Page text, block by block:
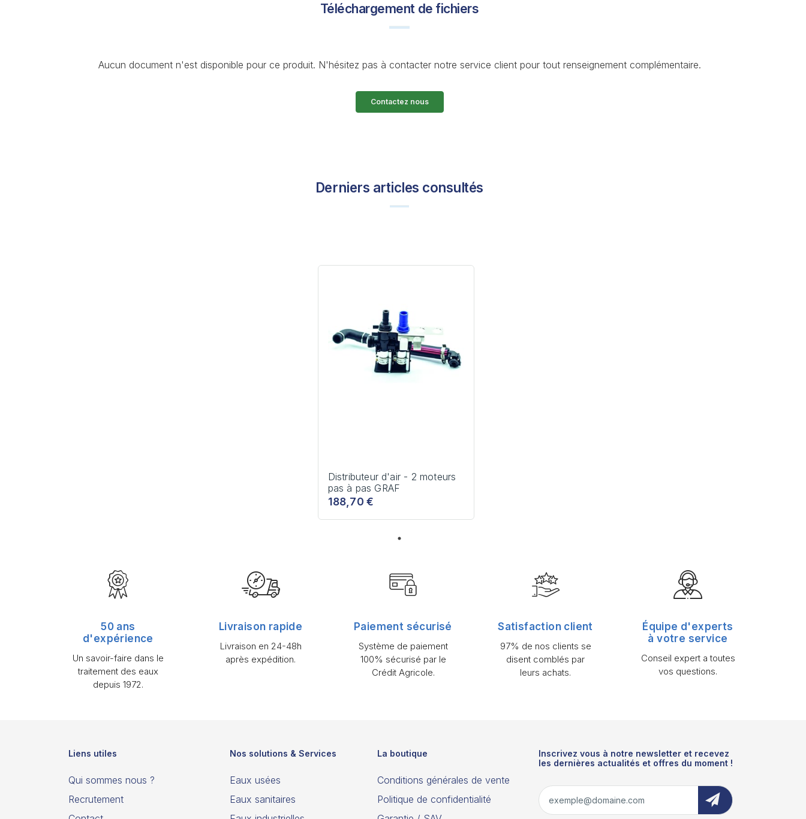
Téléchargement de fichiers
Aucun document n'est disponible pour ce produit. N'hésitez pas à contacter notre service client pour tout renseignement complémentaire.
Contactez nous
Derniers articles consultés
Distributeur d'air - 2 moteurs
pas à pas GRAF
188,70 €
50 ans
d'expérience
Un savoir-faire dans le
traitement des eaux
depuis 1972.
Livraison rapide
Livraison en 24-48h
après expédition.
Paiement sécurisé
Système de paiement
100% sécurisé par le
Crédit Agricole.
Satisfaction client
97% de nos clients se
disent comblés par
leurs achats.
Équipe d'experts
à votre service
Conseil expert a toutes
vos questions.
Liens utiles
Qui sommes nous ?
Recrutement
Nos solutions & Services
Eaux usées
Eaux sanitaires
La boutique
Conditions générales de vente
Politique de confidentialité
Inscrivez vous à notre newsletter et recevez
les dernières actualités et offres du moment !